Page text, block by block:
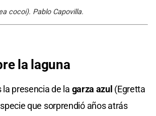
cocoi). Pablo Capovilla.
la laguna
presencia de la garza azul (Egretta
que sorprendió años atrás